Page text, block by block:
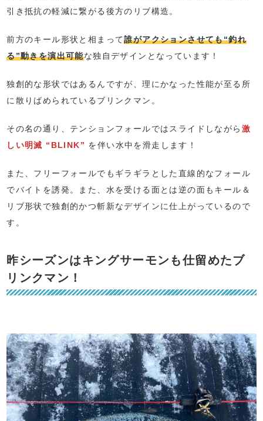
引き抵抗の軽減に繋がる後方のリブ構造。
前方のキール形状と相まって誰がアクションさせても“釣れ
る”動きを演出可能な独自デザインとなっています！
独創的な形状ではあるんですが、理にかなった性能が至る所
に散りばめられているブリンクマン。
その名の通り、テンションフォールではスライドしながら 激
しい明滅 “BLINK” を伴い水中を滑走します！
また、フリーフォールでもギラギラとした直線的なフォール
でバイトを誘発。また、水を受ける面とは逆の面もキール＆
リブ形状で独創的かつ斬新なデザインに仕上がっているので
す。
昨シーズンはキングサーモンも仕留めたブ
リンクマン！